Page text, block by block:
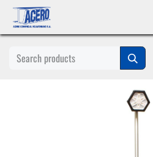
Ir al contenido